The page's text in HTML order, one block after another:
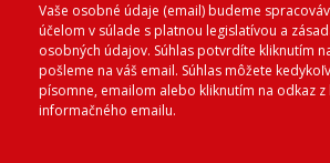
Vaše osobné údaje (email) budeme
účelom v súlade s platnou legislatívou a
osobných údajov. Súhlas potvrdíte kliknutím
pošleme na váš email. Súhlas môžete
písomne, emailom alebo kliknutím na odkaz
informačného emailu.